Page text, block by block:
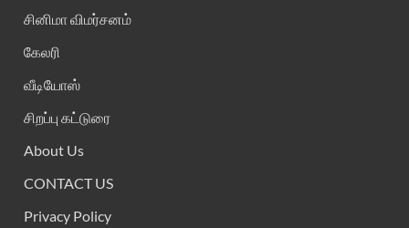
சினிமா விமர்சனம்
கேலரி
வீடியோஸ்
சிறப்பு கட்டுரை
About Us
CONTACT US
Privacy Policy